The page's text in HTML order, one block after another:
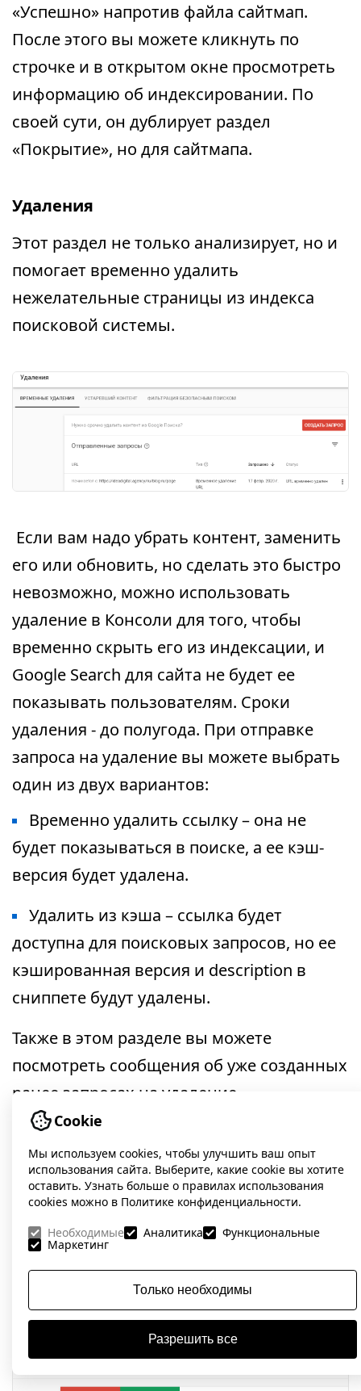
«Успешно» напротив файла сайтмап.
После этого вы можете кликнуть по
строчке и в открытом окне просмотреть
информацию об индексировании. По
своей сути, он дублирует раздел
«Покрытие», но для сайтмапа.
Удаления
Этот раздел не только анализирует, но и
помогает временно удалить
нежелательные страницы из индекса
поисковой системы.
Если вам надо убрать контент, заменить
его или обновить, но сделать это быстро
невозможно, можно использовать
удаление в Консоли для того, чтобы
временно скрыть его из индексации, и
Google Search для сайта не будет ее
показывать пользователям. Сроки
удаления - до полугода. При отправке
запроса на удаление вы можете выбрать
один из двух вариантов:
Временно удалить ссылку – она не
будет показываться в поиске, а ее кэш-
версия будет удалена.
Удалить из кэша – ссылка будет
доступна для поисковых запросов, но ее
кэшированная версия и description в
сниппете будут удалены.
Также в этом разделе вы можете
посмотреть сообщения об уже созданных
ранее запросах на удаление.
Удобство для мобильных устройств
Хотите быть уверены, что ваш сайт точно
отображается на мобильных
устройствах? Тогда «Удобство для
мобильных устройств» поможет вам
убедиться в этом.
Cookie
Мы используем cookies, чтобы улучшить ваш опыт
использования сайта. Выберите, какие cookie вы хотите
оставить. Узнать больше о правилах использования
cookies можно в Политике конфиденциальности.
Необходимые
Аналитика Функциональные
Маркетинг
Только необходимы
Разрешить все